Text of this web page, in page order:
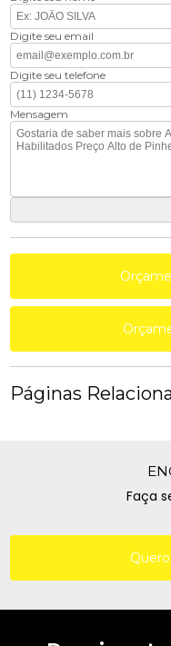
Digite seu email
Digite seu telefone
Mensagem
Páginas
Faça